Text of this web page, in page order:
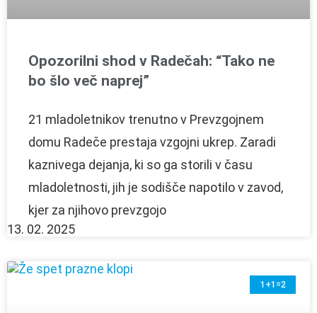
Opozorilni shod v Radečah: “Tako ne
bo šlo več naprej”
21 mladoletnikov trenutno v Prevzgojnem
domu Radeče prestaja vzgojni ukrep. Zaradi
kaznivega dejanja, ki so ga storili v času
mladoletnosti, jih je sodišče napotilo v zavod,
kjer za njihovo prevzgojo
13. 02. 2025
1+1=2